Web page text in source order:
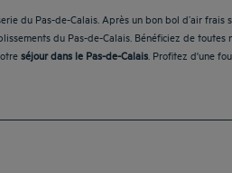
du Pas-de-Calais. Après un bon bol d’air frais
du Pas-de-Calais. Bénéficiez de
séjour dans le Pas-de-Calais . Profitez d'une